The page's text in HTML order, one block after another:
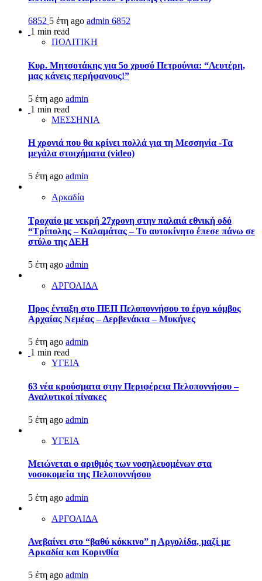
6852 5 έτη ago admin 6852
1 min read
ΠΟΛΙΤΙΚΗ
Κυρ. Μητσοτάκης για 5ο χρυσό Πετρούνια: “Λευτέρη,
μας κάνεις περήφανους!”
5 έτη ago admin
1 min read
ΜΕΣΣΗΝΙΑ
Η χρονιά που θα κρίνει πολλά για τη Μεσσηνία -Τα
μεγάλα στοιχήματα (video)
5 έτη ago admin
Αρκαδία
Τροχαίο με νεκρή 27χρονη στην παλαιά εθνική οδό
“Τρίπολης – Καλαμάτας – Το αυτοκίνητο έπεσε πάνω σε
στύλο της ΔΕΗ
5 έτη ago admin
ΑΡΓΟΛΙΔΑ
Προς ένταξη στο ΠΕΠ Πελοποννήσου το έργο κόμβος
Αρχαίας Νεμέας – Δερβενάκια – Μυκήνες
5 έτη ago admin
1 min read
ΥΓΕΙΑ
63 νέα κρούσματα στην Περιφέρεια Πελοποννήσου –
Αναλυτικοί πίνακες
5 έτη ago admin
ΥΓΕΙΑ
Μειώνεται ο αριθμός των νοσηλευομένων στα
νοσοκομεία της Πελοποννήσου
5 έτη ago admin
ΑΡΓΟΛΙΔΑ
Ανεβαίνει στο “βαθύ κόκκινο” η Αργολίδα, μαζί με
Αρκαδία και Κορινθία
5 έτη ago admin